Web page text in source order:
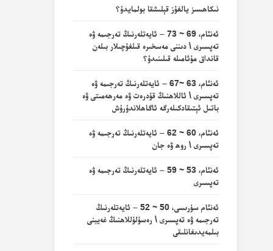
نىكاھسىز يالغۇز قېلىشقا بولمايدۇ؟
ئەنئام، 69 ~ 73 – ئايەتلەرنىڭ تەرجىمە ۋە
تەپسىرى \ دىننى مەسخىرە قىلغۇچىلار بىلەن
قانداق مۇئامىلە قىلىنىدۇ؟
ئەنئام، 63 ~67 – ئايەتلەرنىڭ تەرجىمە ۋە
تەپسىرى \ ئاللاھنىڭ قۇدرەت ۋە مەرھەمىتى ۋە
باتىل ئېتىقادكىلەرگە ئاگاھلاندۇرۇش
ئەنئام، 60 ~ 62 – ئايەتلەرنىڭ تەرجىمە ۋە
تەپسىرى \ روھ ۋە جان
ئەنئام، 53 ~ 59 – ئايەتلەرنىڭ تەرجىمە ۋە
تەپسىرى
ئەنئام سۈرىسى، 50 ~ 52 – ئايەتلەرنىڭ
تەرجىمە ۋە تەپسىرى \ رەسۇلۇللاھنىڭ غەيبنى
بىلمەيدىغانلىقى